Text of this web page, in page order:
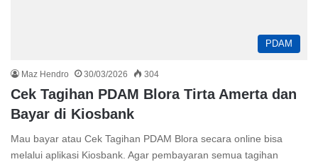
PDAM
Maz Hendro 30/03/2026 304
Cek Tagihan PDAM Blora Tirta Amerta dan
Bayar di Kiosbank
Mau bayar atau Cek Tagihan PDAM Blora secara online bisa
melalui aplikasi Kiosbank. Agar pembayaran semua tagihan